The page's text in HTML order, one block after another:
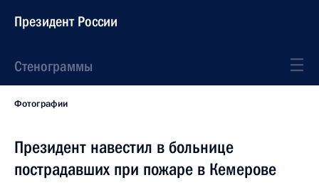
Президент России
Стенограммы
Фотографии
Президент навестил в больнице
пострадавших при пожаре в Кемерове